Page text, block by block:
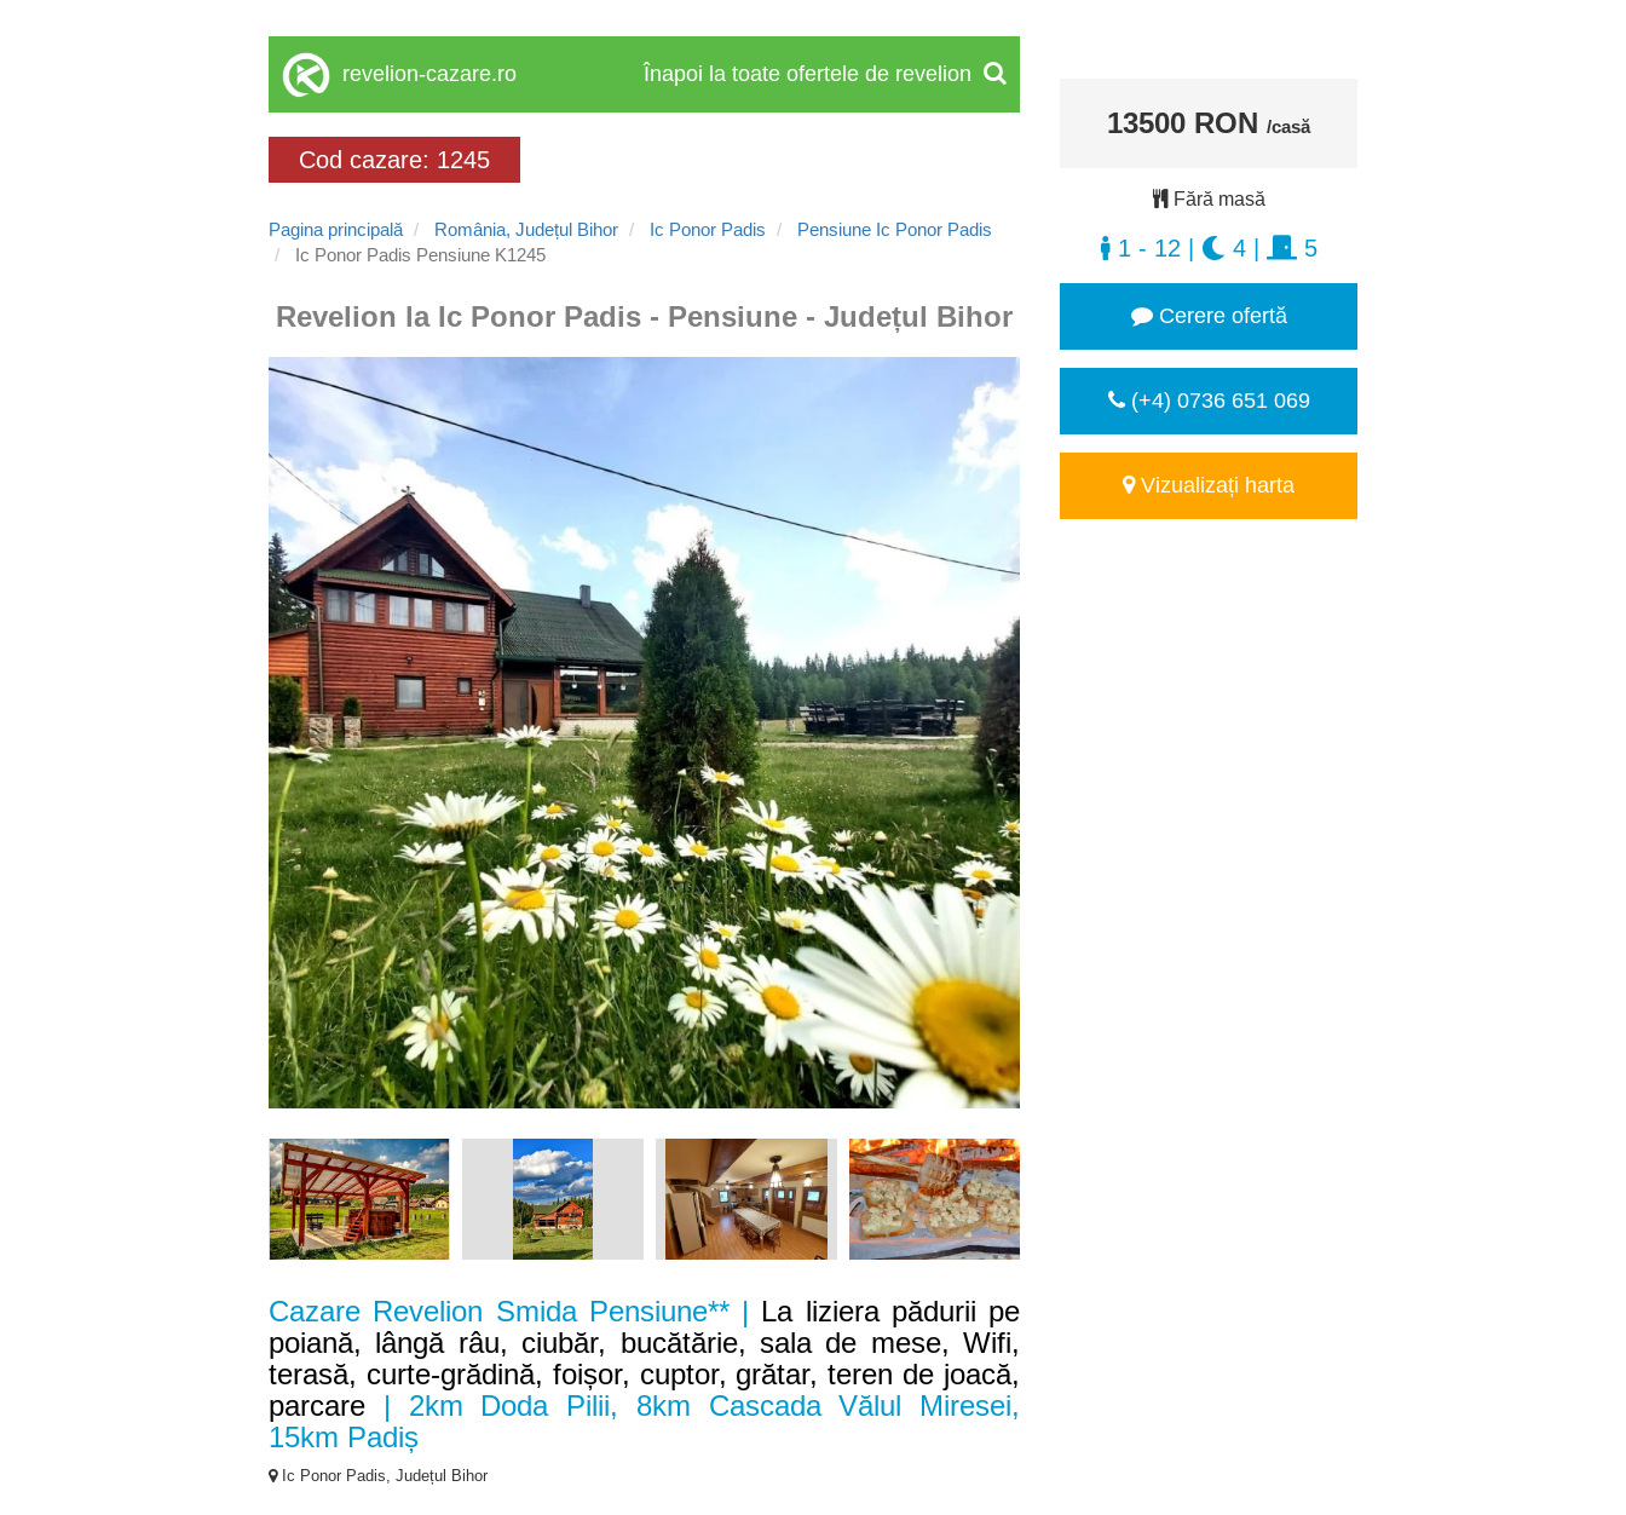
revelion-cazare.ro Înapoi la toate ofertele de revelion
Cod cazare: 1245
Pagina principală România, Județul Bihor Ic Ponor Padis
Pensiune Ic Ponor Padis
Ic Ponor Padis Pensiune K1245
Revelion la Ic Ponor Padis - Pensiune - Județul Bihor
Cazare Revelion Smida Pensiune** | La liziera pădurii pe
poiană, lângă râu, ciubăr, bucătărie, sala de mese, Wifi,
terasă, curte-grădină, foișor, cuptor, grătar, teren de joacă,
parcare | 2km Doda Pilii, 8km Cascada Vălul Miresei,
15km Padiș
Ic Ponor Padis, Județul Bihor
13500 RON /casă
Fără masă
1 - 12 4| 5
Cerere ofertă
(+4) 0736 651 069
Vizualizați harta